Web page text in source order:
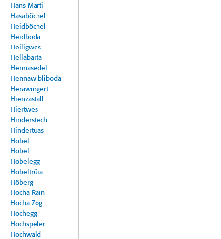
Hans Marti
Hasaböchel
Heidböchel
Heidboda
Heiligwes
Hellabarta
Hennasedel
Hennawibliboda
Herawingert
Hienzastall
Hiertwes
Hinderstech
Hindertuas
Hobel
Hobel
Hobelegg
Hobeltrüia
Höberg
Hocha Rain
Hocha Zog
Hochegg
Hochspeler
Hochwald